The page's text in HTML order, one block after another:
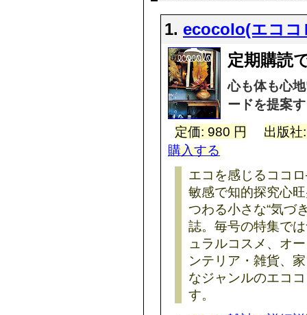
1. ecocolo(エココ
定期購読
心も体も心
ードを提案
定価: 980 円
出版
購入する
エコを感じるココ
敏感で知的探究心
つわる小さな“気づ
誌。毎号の特集で
ュラルコスメ、オ
ンテリア・雑貨、
なジャンルのエコ
す。